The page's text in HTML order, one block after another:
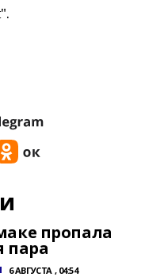
пропала
пара
6 АВГУСТА , 04:54